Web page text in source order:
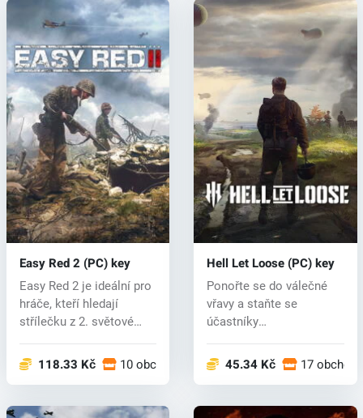
Easy Red 2 (PC) key
Easy Red 2 je ideální pro
hráče, kteří hledají
střílečku z 2. světové
118.33 Kč 10 obchodech
Hell Let Loose (PC) key
Ponořte se do válečné
vřavy a staňte se
účastníky
konfli...
45.34 Kč 17